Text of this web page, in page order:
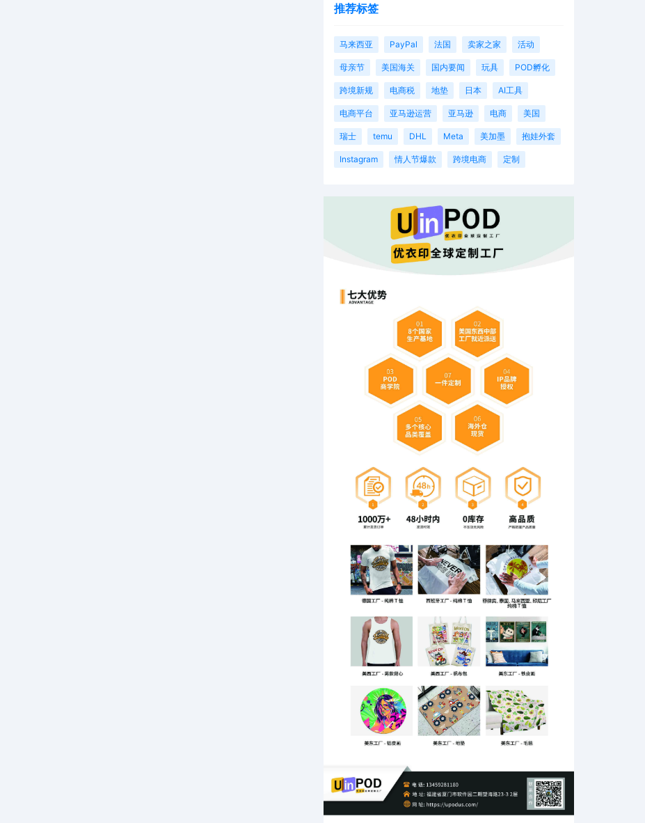
推荐标签
马来西亚 PayPal 法国 卖家之家 活动
母亲节 美国海关 国内要闻 玩具 POD孵化
跨境新规 电商税 地垫 日本 AI工具
电商平台 亚马逊运营 亚马逊 电商 美国
瑞士 temu DHL Meta 美加墨 抱娃外套
Instagram 情人节爆款 跨境电商 定制